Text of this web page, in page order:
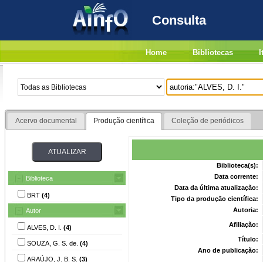
Consulta
Home Bibliotecas
Acervo documental Produção científica Coleção de periódicos
Biblioteca
BRT (4)
Autor
ALVES, D. I. (4)
SOUZA, G. S. de. (4)
ARAÚJO, J. B. S. (3)
Biblioteca(s):
Data corrente:
Data da última atualização:
Tipo da produção científica:
Autoria:
Afiliação:
Título:
Ano de publicação: